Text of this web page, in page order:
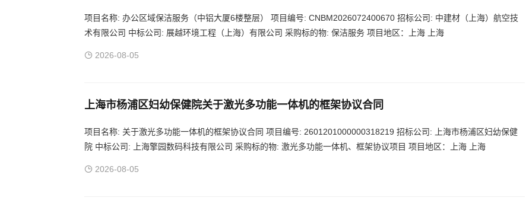
项目名称: 办公区域保洁服务（中铝大厦6楼整层） 项目编号: CNBM2026072400670 招标公司: 中建材（上海）航空技
术有限公司 中标公司: 展越环境工程（上海）有限公司 采购标的物: 保洁服务 项目地区：上海 上海
2026-08-05
上海市杨浦区妇幼保健院关于激光多功能一体机的框架协议合同
项目名称: 关于激光多功能一体机的框架协议合同 项目编号: 2601201000000318219 招标公司: 上海市杨浦区妇幼保健
院 中标公司: 上海擎园数码科技有限公司 采购标的物: 激光多功能一体机、框架协议项目 项目地区：上海 上海
2026-08-05